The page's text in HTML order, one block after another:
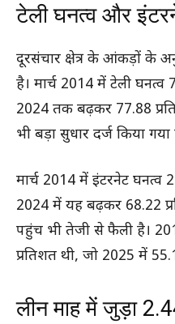
टेली घनत्व और
दूरसंचार क्षेत्र के आंकड़ों के
है। मार्च 2014 में टेली घनत्व
2024 तक बढ़कर 77.88
भी बड़ा सुधार दर्ज किया गया
मार्च 2014 में इंटरनेट घनत्व
2024 में यह बढ़कर 68.22
पहुंच भी तेजी से फैली है।
प्रतिशत थी, जो 2025 में
लीन माह में जुड़ा